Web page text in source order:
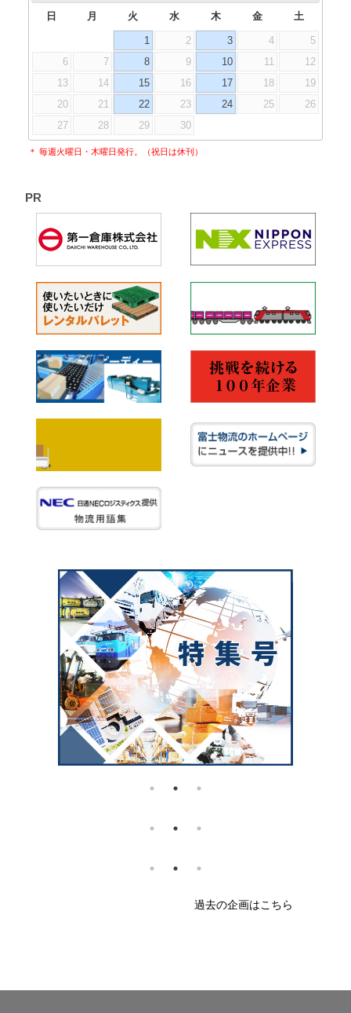
日 月 火 水 木 金 土
1 2 3 4
5
6
7 8 9 10 11
12
13
14 15 16 17 18
19
20
21 22 23 24 25
26
27
28 29 30
＊ 毎週火曜日・木曜日発行。（祝日は休刊）
過去の企画はこちら